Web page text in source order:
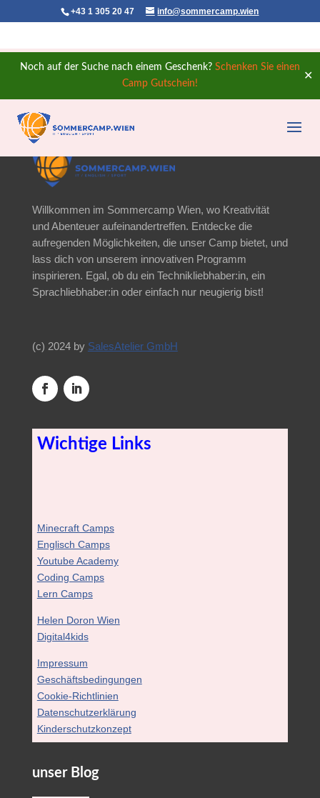
+43 1 305 20 47 info@sommercamp.wien
Noch auf der Suche nach einem Geschenk? Schenken Sie einen
Camp Gutschein!
✕
About Us
Willkommen im Sommercamp Wien, wo Kreativität
und Abenteuer aufeinandertreffen. Entdecke die
aufregenden Möglichkeiten, die unser Camp bietet, und
lass dich von unserem innovativen Programm
inspirieren. Egal, ob du ein Technikliebhaber:in, ein
Sprachliebhaber:in oder einfach nur neugierig bist!
(c) 2024 by SalesAtelier GmbH
Wichtige Links
Minecraft Camps
Englisch Camps
Youtube Academy
Coding Camps
Lern Camps
Helen Doron Wien
Digital4kids
Impressum
Geschäftsbedingungen
Cookie-Richtlinien
Datenschutzerklärung
Kinderschutzkonzept
unser Blog